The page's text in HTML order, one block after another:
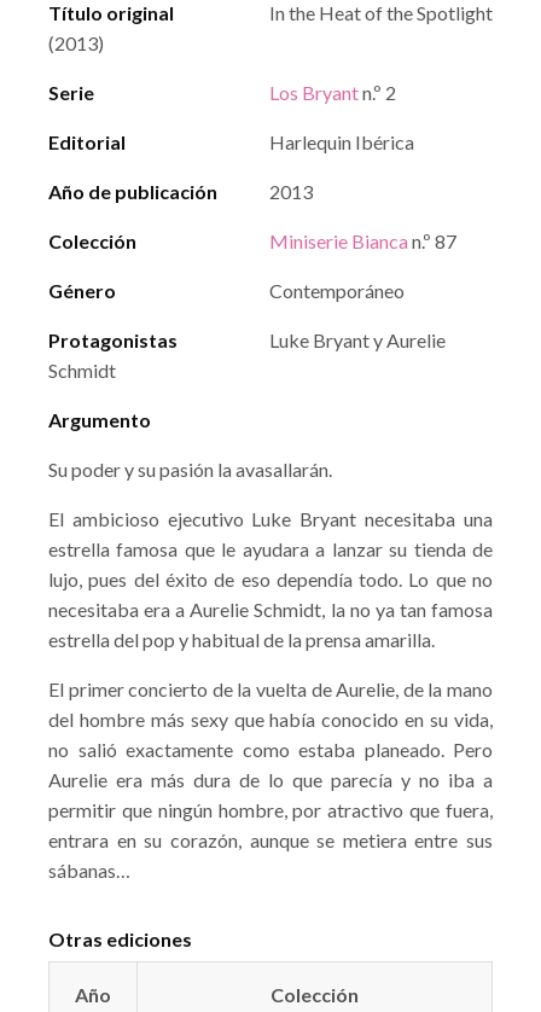
Título original
In the Heat of the Spotlight
(2013)
Serie Los Bryantn.º 2
Editorial Harlequin Ibérica
Año de publicación 2013
Colección Miniserie Bianca n.º 87
Género Contemporáneo
Protagonistas
Luke Bryant y Aurelie
Schmidt
Argumento
Su poder y su pasión la avasallarán.
El ambicioso ejecutivo Luke Bryant necesitaba una
estrella famosa que le ayudara a lanzar su tienda de
lujo, pues del éxito de eso dependía todo. Lo que no
necesitaba era a Aurelie Schmidt, la no ya tan famosa
estrella del pop y habitual de la prensa amarilla.
El primer concierto de la vuelta de Aurelie, de la mano
del hombre más sexy que había conocido en su vida,
no salió exactamente como estaba planeado. Pero
Aurelie era más dura de lo que parecía y no iba a
permitir que ningún hombre, por atractivo que fuera,
entrara en su corazón, aunque se metiera entre sus
sábanas…
Otras ediciones
Año Colección